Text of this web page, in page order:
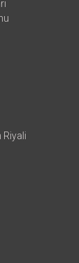
Riyali